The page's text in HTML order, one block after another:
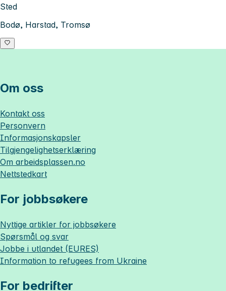
Sted
Bodø, Harstad, Tromsø
Om oss
Kontakt oss
Personvern
Informasjonskapsler
Tilgjengelighetserklæring
Om arbeidsplassen.no
Nettstedkart
For jobbsøkere
Nyttige artikler for jobbsøkere
Spørsmål og svar
Jobbe i utlandet (EURES)
Information to refugees from Ukraine
For bedrifter